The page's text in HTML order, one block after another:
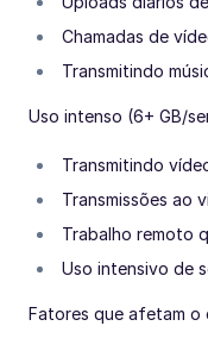
Chamadas de
Transmitindo
Uso intenso (6+ GB/
Transmitindo
Transmissões ao
Trabalho remoto
Uso intensivo de
Fatores que afetam o